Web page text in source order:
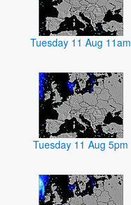
Tuesday 11 Aug 11am
Tuesday 11 Aug 5pm